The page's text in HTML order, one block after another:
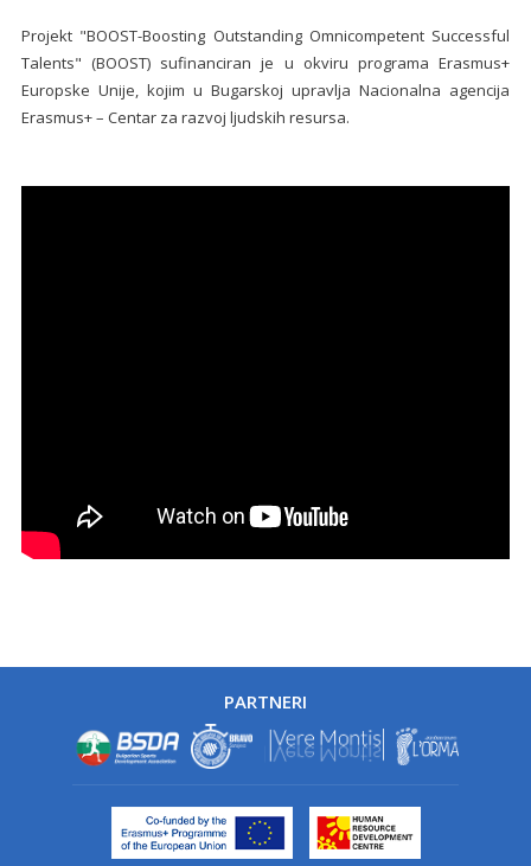
Projekt "BOOST-Boosting Outstanding Omnicompetent Successful
Talents" (BOOST) sufinanciran je u okviru programa Erasmus+
Europske Unije, kojim u Bugarskoj upravlja Nacionalna agencija
Erasmus+ – Centar za razvoj ljudskih resursa.
PARTNERI